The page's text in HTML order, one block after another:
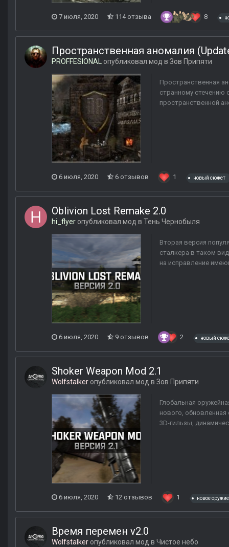
7 июля, 2020 114 отзыва 8
Пространственная аномалия
PROFFESIONAL опубликовал мод в Зов Припяти
Пространственная
странному стечению
пространственной
6 июля, 2020 6 отзывов 1 новый сюжет
Oblivion Lost Remake 2.0
hi_flyer опубликовал мод в Тень Чернобыля
Вторая версия
сталкера в таком
на исправление
6 июля, 2020 9 отзывов 2 новый
Shoker Weapon Mod 2.1
Wolfstalker опубликовал мод в Зов Припяти
Глобальная
нового, обновленная
3D-гильзы,
6 июля, 2020 12 отзывов 1 новое оружие
Время перемен v2.0
Wolfstalker опубликовал мод в Чистое небо